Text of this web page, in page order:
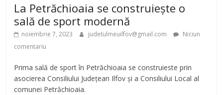
La Petrăchioaia se construiește o
sală de sport modernă
noiembrie 7, 2023 judetulmeuilfov@gmail.com
Niciun
comentariu
Prima sală de sport în Petrăchioaia se construieste prin
asocierea Consiliului Județean Ilfov și a Consiliului Local al
comunei Petrăchioaia.